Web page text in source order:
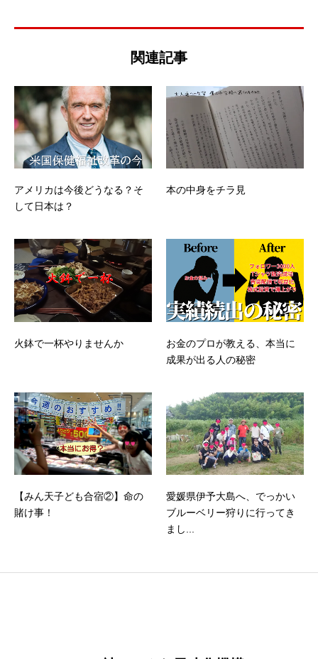
関連記事
アメリカは今後どうなる？そ
して日本は？
本の中身をチラ見
火鉢で一杯やりませんか
お金のプロが教える、本当に
成果が出る人の秘密
【みん天子ども合宿②】命の
賭け事！
愛媛県伊予大島へ、でっかい
ブルーベリー狩りに行ってき
まし...